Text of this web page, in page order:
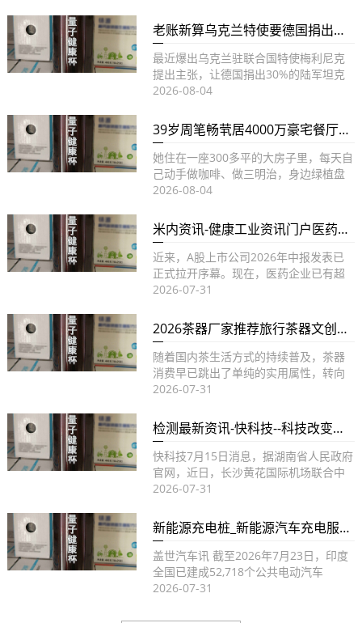
老账新算乌克兰特使要德国捐出三分之一的军火库
最近爆出乌克兰驻联合国特使梅利尼克
提出主张，让德国捐出30%的陆军坦克
和空军飞机，以补偿二战期间...
2026-08-04
39岁周笔畅茕居4000万豪宅餐厅似森林菜刀60万满是高级货
她住在一座300多平的大房子里，每天自
己动手做咖啡、做三明治，身边绿植盘
绕，宛如日子在一个小森林...
2026-08-04
米内资讯-健康工业资讯门户医药商场动态广场
近来，A股上市公司2026年中报发表已
正式拉开序幕。现在，医药企业已有超
越100家发表成绩状况，...
2026-07-31
2026茶器厂家推荐旅行茶器文创大师收藏柴烧厂家优选指南！
随着国内茶生活方式的持续普及，茶器
消费早已跳出了单纯的实用属性，转向
实用、美学、文化、收藏等多重...
2026-07-31
检测最新资讯-快科技--科技改变未来
快科技7月15日消息，据湖南省人民政府
官网，近日，长沙黄花国际机场联合中
科弘拓，在T2航站楼安检...
2026-07-31
新能源充电桩_新能源汽车充电服务_无线_桩建设与改造-盖世汽车
盖世汽车讯 截至2026年7月23日，印度
全国已建成52,718个公共电动汽车
（EV）充电站，这...
2026-07-31